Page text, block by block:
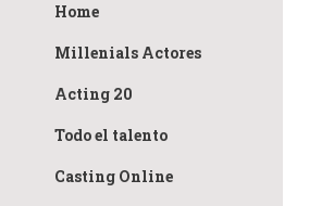
Home
Millenials Actores
Acting 20
Todo el talento
Casting Online